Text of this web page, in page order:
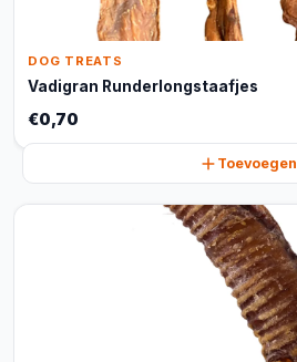
DOG TREATS
Vadigran Runderlongstaafjes
€0,70
Toevoegen